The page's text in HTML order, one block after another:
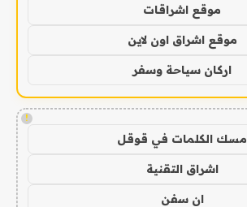
موقع اشراقات
موقع اشراق اون لاين
اركان سياحة وسفر
!
مسك الكلمات في قوقل
اشراق التقنية
ان سفن